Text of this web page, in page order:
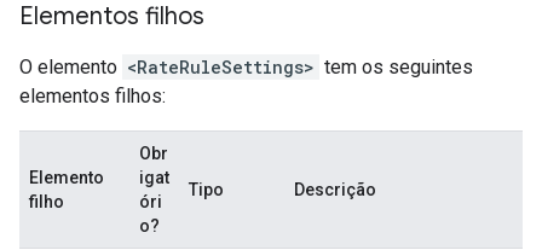
Elementos filhos
O elemento <RateRuleSettings> tem os seguintes
elementos filhos:
Elemento
filho
Obr
igat
óri
o?
Tipo Descrição